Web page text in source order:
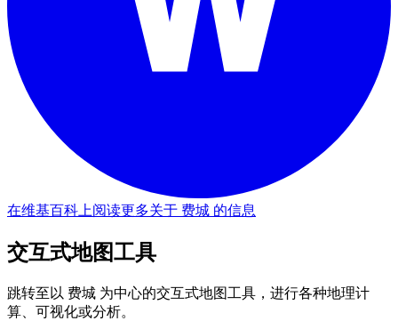
在维基百科上阅读更多关于 费城 的信息
交互式地图工具
跳转至以 费城 为中心的交互式地图工具，进行各种地理计
算、可视化或分析。